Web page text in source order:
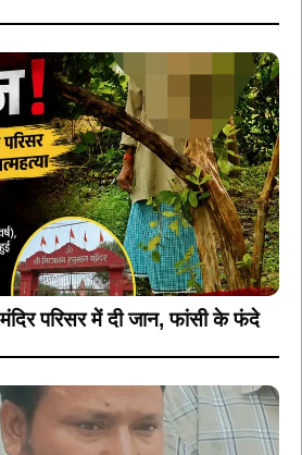
परिसर में दी जान, फांसी के फंदे